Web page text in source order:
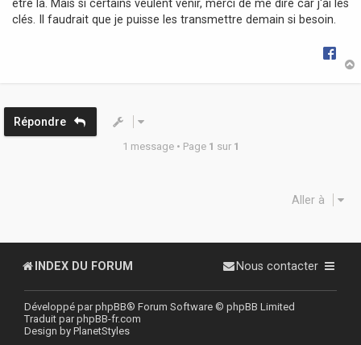
e
être là. Mais si certains veulent venir, merci de me dire car j'ai les
clés. Il faudrait que je puisse les transmettre demain si besoin.
Répondre
1 message • Page 1 sur 1
Aller à
INDEX DU FORUM Nous contacter
Développé parphpBB® Forum Software © phpBB Limited
Traduit parphpBB-fr.com
Design by PlanetStyles